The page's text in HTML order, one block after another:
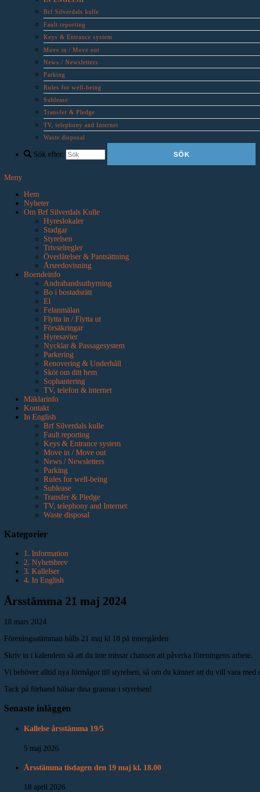
Brf Silverdals kulle
Fault reporting
Keys & Entrance system
Move in / Move out
News / Newsletters
Parking
Rules for well-being
Sublease
Transfer & Pledge
TV, telephony and Internet
Waste disposal
Sök efter:
Meny
Hem
Nyheter
Om Brf Silverdals Kulle
Hyreslokaler
Stadgar
Styrelsen
Trivselregler
Överlåtelser & Pantsättning
Årsredovisning
Boendeinfo
Andrahandsuthyrning
Bo i bostadsrätt
El
Felanmälan
Flytta in / Flytta ut
Försäkringar
Hyresavier
Nycklar & Passagesystem
Parkering
Renovering & Underhåll
Sköt om ditt hem
Sophantering
TV, telefon & internet
Mäklarinfo
Kontakt
In English
Brf Silverdals kulle
Fault reporting
Keys & Entrance system
Move in / Move out
News / Newsletters
Parking
Rules for well-being
Sublease
Transfer & Pledge
TV, telephony and Internet
Waste disposal
Kategorier
1. Information
2. Nyhetsbrev
3. Kallelser
4. In English
Årsstämma 21 maj 2024
18 mars 2024
Föreningsstämman hålls 21 maj kl 18 på innergården
Skriv in i kalendern så att du inte missar chansen att påverka föreningens arbete.
Vi behöver alltid nya förmågor till styrelsen, så om du känner att du vill vara
Tack på förhand hälsar dina grannar i styrelsen!
Senaste inläggen
Kallelse årsstämma 19/5
5 maj 2026
Årsstämma tisdagen den 19 maj kl. 18.00
18 april 2026